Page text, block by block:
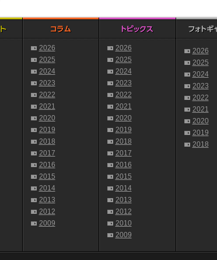
2026
2025
2024
2023
2022
2021
2020
2019
2018
2017
2016
2015
2014
2013
2012
2009
2026
2025
2024
2023
2022
2021
2020
2019
2018
2017
2016
2015
2014
2013
2012
2010
2009
2026
2025
2024
2023
2022
2021
2020
2019
2018